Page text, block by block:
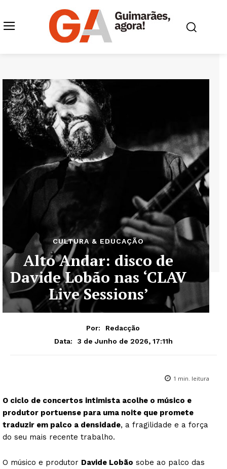
CULTURA & EDUCAÇÃO
Alto Andar: disco de
Davide Lobão nas ‘CLAV
Live Sessions’
Por:
Redacção
Data:
3 de Junho de 2026, 17:11h
1 min. leitura
O ciclo de concertos intimista acolhe o músico e
produtor portuense para uma noite que promete
traduzir em palco a densidade, a fragilidade e a força
do seu mais recente trabalho.
O músico e produtor Davide Lobão sobe ao palco das